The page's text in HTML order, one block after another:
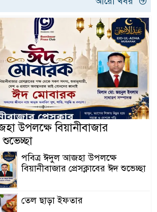
উপলক্ষে বিয়ানীবাজার
পবিত্র ঈদুল আজহা উপলক্ষে
বিয়ানীবাজার প্রেসক্লাবের ঈদ শুভেচ্ছা
তেল ছাড়া ইফতার